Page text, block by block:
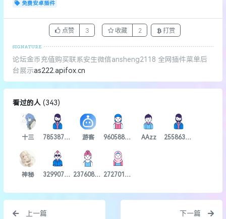
免费安卓插件
点赞 3 收藏 2 打赏
论坛金币充值购买联系安生微信ansheng2118 全网插件菜单后
台展示as222.apifox.cn
看过的人 ( 343)
十三 785387960 游客 960588805 AAzz 2558637915
神秘 3299079971xh 2376083629 2727018251
上一篇
下一篇